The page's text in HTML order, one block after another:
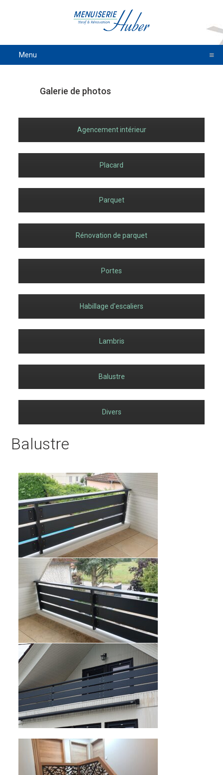
Menu
Galerie de photos
Agencement intérieur
Placard
Parquet
Rénovation de parquet
Portes
Habillage d'escaliers
Lambris
Balustre
Divers
Balustre